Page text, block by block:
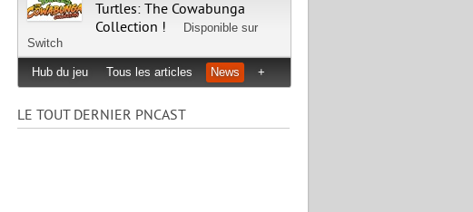
Turtles: The Cowabunga
Collection !
Disponible sur
Switch
Hub du jeu Tous les articles News +
LE TOUT DERNIER PNCAST